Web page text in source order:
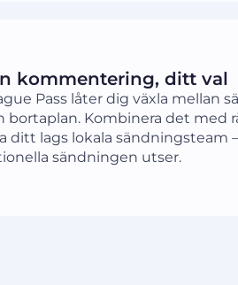
kommentering, ditt val
Pass låter dig växla mellan
bortaplan. Kombinera det med
ditt lags lokala sändningsteam
sändningen utser.